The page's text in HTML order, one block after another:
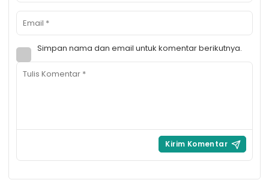
Simpan nama dan email untuk komentar berikutnya.